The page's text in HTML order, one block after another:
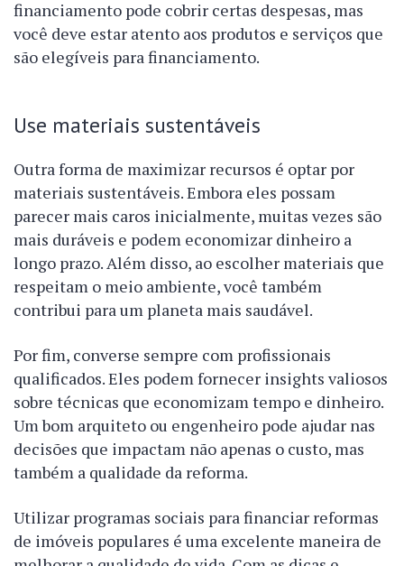
financiamento pode cobrir certas despesas, mas
você deve estar atento aos produtos e serviços que
são elegíveis para financiamento.
Use materiais sustentáveis
Outra forma de maximizar recursos é optar por
materiais sustentáveis. Embora eles possam
parecer mais caros inicialmente, muitas vezes são
mais duráveis e podem economizar dinheiro a
longo prazo. Além disso, ao escolher materiais que
respeitam o meio ambiente, você também
contribui para um planeta mais saudável.
Por fim, converse sempre com profissionais
qualificados. Eles podem fornecer insights valiosos
sobre técnicas que economizam tempo e dinheiro.
Um bom arquiteto ou engenheiro pode ajudar nas
decisões que impactam não apenas o custo, mas
também a qualidade da reforma.
Utilizar programas sociais para financiar reformas
de imóveis populares é uma excelente maneira de